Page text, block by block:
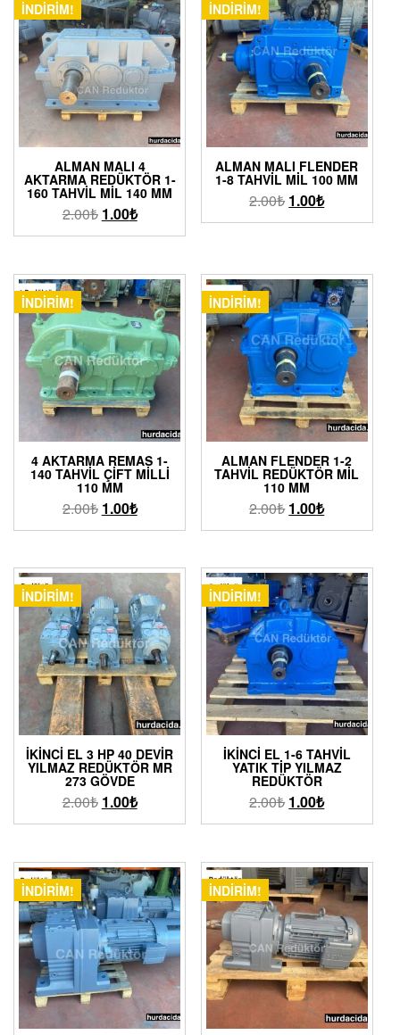
İNDIRIM!
ALMAN MALI 4
AKTARMA REDÜKTÖR 1-
160 TAHVIL MIL 140 MM
2.00₺ 1.00₺
İNDIRIM!
ALMAN MALI FLENDER
1-8 TAHVIL MIL 100 MM
2.00₺ 1.00₺
İNDIRIM!
4 AKTARMA REMAS 1-
140 TAHVIL ÇIFT MILLI
110 MM
2.00₺ 1.00₺
İNDIRIM!
ALMAN FLENDER 1-2
TAHVIL REDÜKTÖR MIL
110 MM
2.00₺ 1.00₺
İNDIRIM!
İKINCI EL 3 HP 40 DEVIR
YILMAZ REDÜKTÖR MR
273 GÖVDE
2.00₺ 1.00₺
İNDIRIM!
İKINCI EL 1-6 TAHVIL
YATIK TIP YILMAZ
REDÜKTÖR
2.00₺ 1.00₺
İNDIRIM! İNDIRIM!